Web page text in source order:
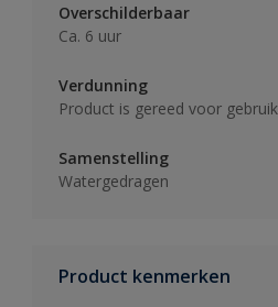
Overschilderbaar
Ca. 6 uur
Verdunning
Product is gereed voor gebruik
Samenstelling
Watergedragen
Product kenmerken